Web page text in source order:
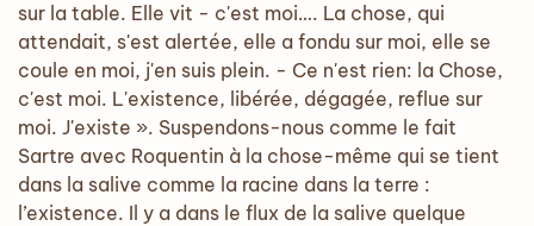
sur la table. Elle vit - c'est moi…. La chose, qui
attendait, s'est alertée, elle a fondu sur moi, elle se
coule en moi, j'en suis plein. - Ce n'est rien: la Chose,
c'est moi. L'existence, libérée, dégagée, reflue sur
moi. J'existe ». Suspendons-nous comme le fait
Sartre avec Roquentin à la chose-même qui se tient
dans la salive comme la racine dans la terre :
l’existence. Il y a dans le flux de la salive quelque